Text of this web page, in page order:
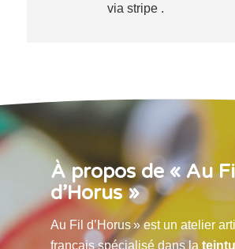
via stripe .
À propos de « Au
d’Horus »
Au Fil d’Horus » est un atelier
français spécialisé dans la